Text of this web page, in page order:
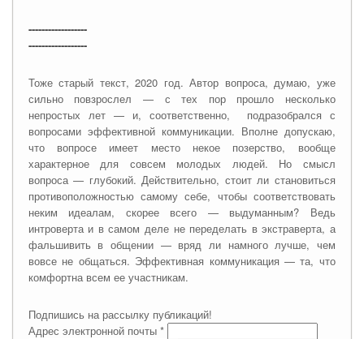
------------------
------------------
Тоже старый текст, 2020 год. Автор вопроса, думаю, уже
сильно повзрослел — с тех пор прошло несколько
непростых лет — и, соответственно, подразобрался с
вопросами эффективной коммуникации. Вполне допускаю,
что вопросе имеет место некое позерство, вообще
характерное для совсем молодых людей. Но смысл
вопроса — глубокий. Действительно, стоит ли становиться
противоположностью самому себе, чтобы соответствовать
неким идеалам, скорее всего — выдуманным? Ведь
интроверта и в самом деле не переделать в экстраверта, а
фальшивить в общении — вряд ли намного лучше, чем
вовсе не общаться. Эффективная коммуникация — та, что
комфортна всем ее участникам.
Подпишись на рассылку публикаций!
Адрес электронной почты *